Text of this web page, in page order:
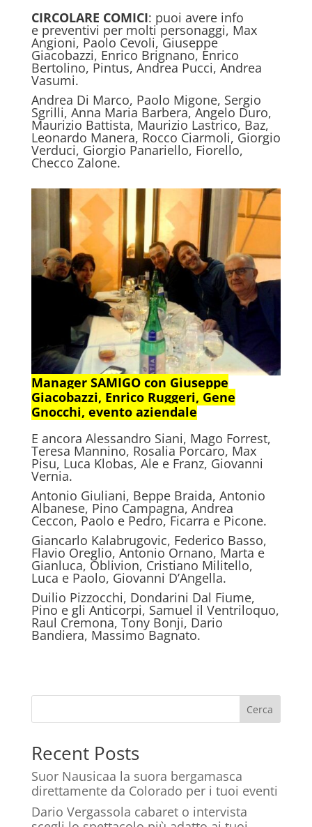
CIRCOLARE COMICI: puoi avere info
e preventivi per molti personaggi, Max
Angioni, Paolo Cevoli, Giuseppe
Giacobazzi, Enrico Brignano, Enrico
Bertolino, Pintus, Andrea Pucci, Andrea
Vasumi.
Andrea Di Marco, Paolo Migone, Sergio
Sgrilli, Anna Maria Barbera, Angelo Duro,
Maurizio Battista, Maurizio Lastrico, Baz,
Leonardo Manera, Rocco Ciarmoli, Giorgio
Verduci, Giorgio Panariello, Fiorello,
Checco Zalone.
Manager SAMIGO con Giuseppe
Giacobazzi, Enrico Ruggeri, Gene
Gnocchi, evento aziendale
E ancora Alessandro Siani, Mago Forrest,
Teresa Mannino, Rosalia Porcaro, Max
Pisu, Luca Klobas, Ale e Franz, Giovanni
Vernia.
Antonio Giuliani, Beppe Braida, Antonio
Albanese, Pino Campagna, Andrea
Ceccon, Paolo e Pedro, Ficarra e Picone.
Giancarlo Kalabrugovic, Federico Basso,
Flavio Oreglio, Antonio Ornano, Marta e
Gianluca, Oblivion, Cristiano Militello,
Luca e Paolo, Giovanni D’Angella.
Duilio Pizzocchi, Dondarini Dal Fiume,
Pino e gli Anticorpi, Samuel il Ventriloquo,
Raul Cremona, Tony Bonji, Dario
Bandiera, Massimo Bagnato.
Cerca
Recent Posts
Suor Nausicaa la suora bergamasca
direttamente da Colorado per i tuoi eventi
Dario Vergassola cabaret o intervista